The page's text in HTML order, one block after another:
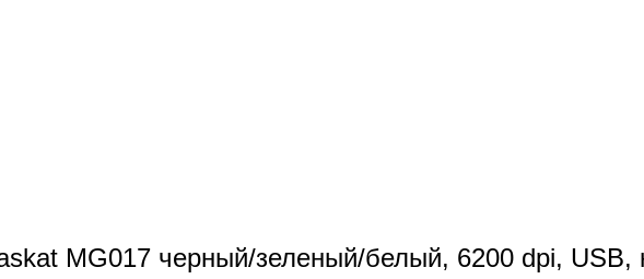
MG017 черный/зеленый/белый, 6200 dpi, USB,